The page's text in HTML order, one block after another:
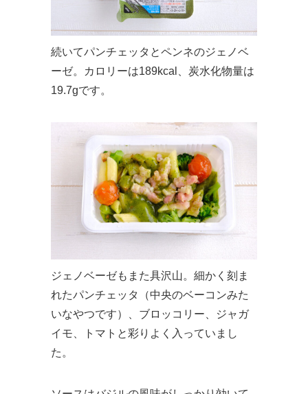
続いてパンチェッタとペンネのジェノベ
ーゼ。カロリーは189kcal、炭水化物量は
19.7gです。
ジェノベーゼもまた具沢山。細かく刻ま
れたパンチェッタ（中央のベーコンみた
いなやつです）、ブロッコリー、ジャガ
イモ、トマトと彩りよく入っていまし
た。